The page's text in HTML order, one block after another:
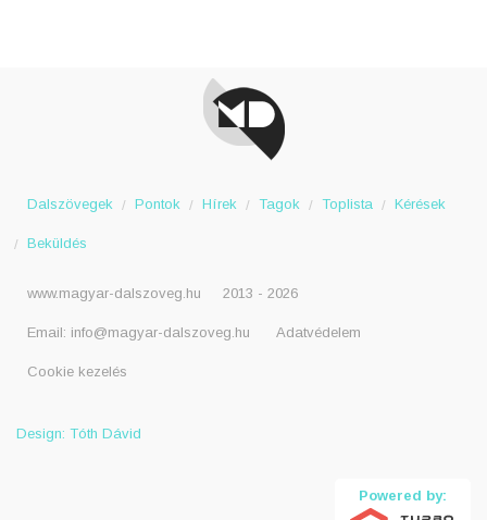
Dalszövegek Pontok Hírek Tagok Toplista Kérések
Beküldés
www.magyar-dalszoveg.hu 2013 - 2026
Email: info@magyar-dalszoveg.hu Adatvédelem
Cookie kezelés
Design: Tóth Dávid
Powered by: